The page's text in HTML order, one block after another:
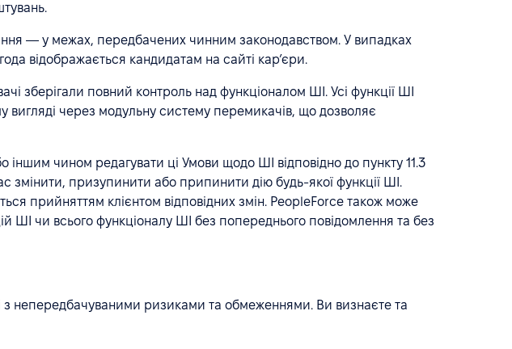
— у межах, передбачених чинним законодавством. У випадках
відображається кандидатам на сайті кар’єри.
зберігали повний контроль над функціоналом ШІ. Усі функції ШІ
через модульну систему перемикачів, що дозволяє
чином редагувати ці Умови щодо ШІ відповідно до пункту 11.3
змінити, призупинити або припинити дію будь-якої функції ШІ.
прийняттям клієнтом відповідних змін. PeopleForce також може
чи всього функціоналу ШІ без попереднього повідомлення та без
і з непередбачуваними ризиками та обмеженнями. Ви визнаєте та